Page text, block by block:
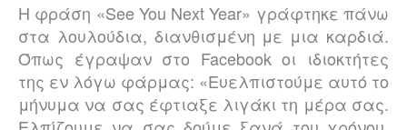
Η φράση «See You Next Year» γράφτηκε πάνω
στα λουλούδια, διανθισμένη με μια καρδιά.
Όπως έγραψαν στο Facebook οι ιδιοκτήτες
της εν λόγω φάρμας: «Ευελπιστούμε αυτό το
μήνυμα να σας έφτιαξε λιγάκι τη μέρα σας.